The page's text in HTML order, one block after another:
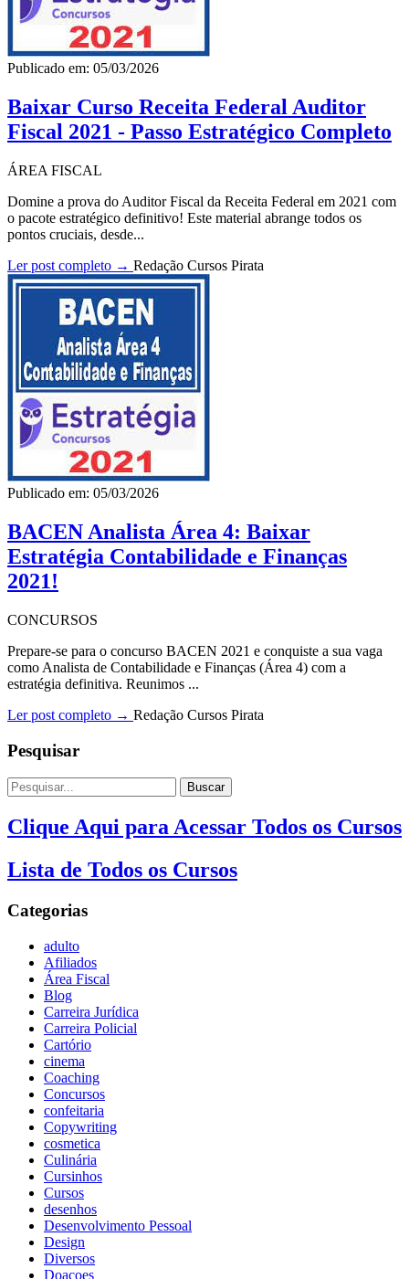
Publicado em: 05/03/2026
Baixar Curso Receita Federal Auditor
Fiscal 2021 - Passo Estratégico Completo
ÁREA FISCAL
Domine a prova do Auditor Fiscal da Receita Federal em 2021 com
o pacote estratégico definitivo! Este material abrange todos os
pontos cruciais, desde...
Ler post completo → Redação Cursos Pirata
Publicado em: 05/03/2026
BACEN Analista Área 4: Baixar
Estratégia Contabilidade e Finanças
2021!
CONCURSOS
Prepare-se para o concurso BACEN 2021 e conquiste a sua vaga
como Analista de Contabilidade e Finanças (Área 4) com a
estratégia definitiva. Reunimos ...
Ler post completo → Redação Cursos Pirata
Pesquisar
Buscar
Clique Aqui para Acessar Todos os Cursos
Lista de Todos os Cursos
Categorias
adulto
Afiliados
Área Fiscal
Blog
Carreira Jurídica
Carreira Policial
Cartório
cinema
Coaching
Concursos
confeitaria
Copywriting
cosmetica
Culinária
Cursinhos
Cursos
desenhos
Desenvolvimento Pessoal
Design
Diversos
Doaçoes